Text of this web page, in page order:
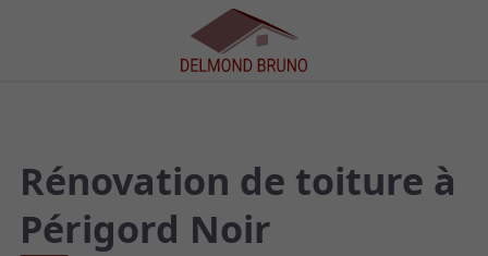
Rénovation de toiture à
Périgord Noir